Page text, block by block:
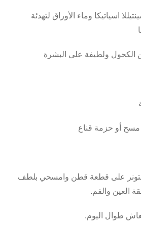
اسياتيكا وماء الأوراق لتهدئة
الكحول ولطيفة على البشرة
مسح أو حزمة قناع
على قطعة قطن وامسحي بلطف
العين والفم.
طوال اليوم.